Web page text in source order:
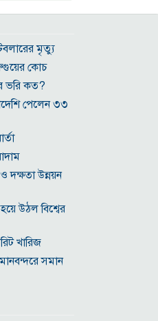
মৃত্যু
কোচ
ভরি কত?
পেলেন ৩৩
ও দক্ষতা উন্নয়ন
উঠল বিশ্বের
খারিজ
সমান
হলো নতুন